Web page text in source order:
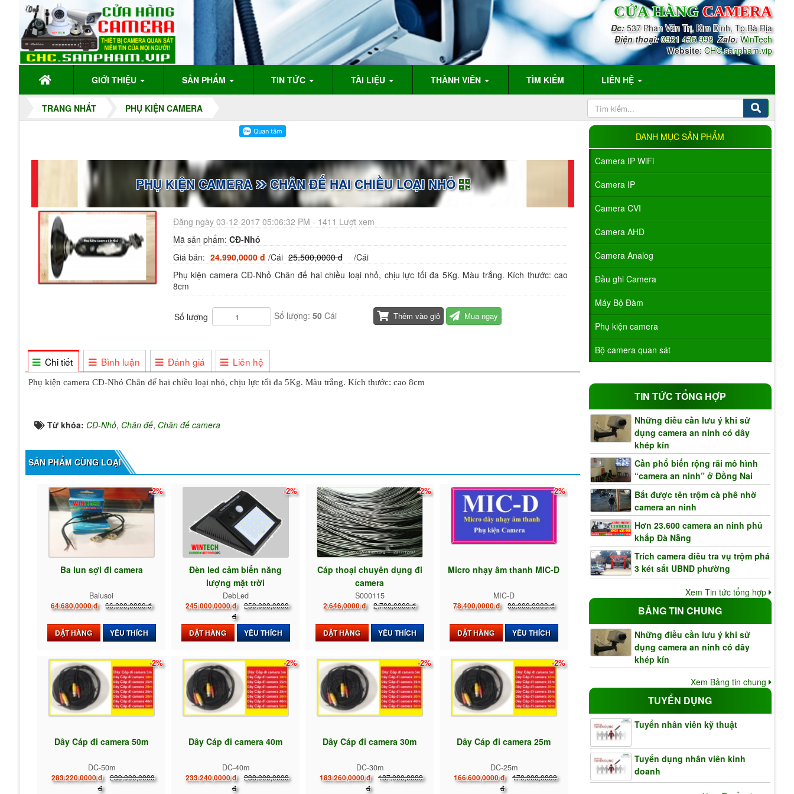
CỬA HÀNG CAMERA
Đc:537 Phan Văn Trị, Kim Dinh, Tp.Bà Rịa
Điện thoại: 0931 435 998 Zalo: WinTech
Website: CHC.sanpham.vip
GIỚI THIỆU SẢN PHẨM TIN TỨC TÀI LIỆU THÀNH VIÊN TÌM KIẾM LIÊN HỆ
TRANG NHẤT PHỤ KIỆN CAMERA
PHỤ KIỆN CAMERA CHÂN ĐẾ HAI CHIỀU LOẠI NHỎ
Đăng ngày 03-12-2017 05:06:32 PM - 1411 Lượt xem
Mã sản phẩm: CĐ-Nhỏ
Giá bán: 24.990,0000 đ /Cái 25.500,0000 đ
/Cái
Phụ kiện camera CĐ-Nhỏ Chân đế hai chiều loại nhỏ, chịu lực tối đa 5Kg. Màu trắng. Kích thước: cao
8cm
Số lượng Số lượng: 50Cái Thêm vào giỏ Mua ngay
Chi tiết Bình luận Đánh giá Liên hệ
Phụ kiện camera CĐ-Nhỏ Chân đế hai chiều loại nhỏ, chịu lực tối đa 5Kg. Màu trắng. Kích thước: cao 8cm
Từ khóa: CĐ-Nhỏ, Chân đế, Chân đế camera
SẢN PHẨM CÙNG LOẠI
-2%
Ba lun sợi đi camera
Balusoi
64.680,0000 đ 66.000,0000 đ
ĐẶT HÀNG YÊU THÍCH
-2%
Đèn led cảm biến năng
lượng mặt trời
DebLed
245.000,0000 đ
250.000,0000
đ
ĐẶT HÀNG YÊU THÍCH
-2%
Cáp thoại chuyên dụng đi
camera
S000115
2.646,0000 đ 2.700,0000 đ
ĐẶT HÀNG YÊU THÍCH
-2%
Micro nhạy âm thanh MIC-D
MIC-D
78.400,0000 đ 80.000,0000 đ
ĐẶT HÀNG YÊU THÍCH
-2%
Dây Cáp đi camera 50m
DC-50m
283.220,0000 đ
289.000,0000
đ
-2%
Dây Cáp đi camera 40m
DC-40m
233.240,0000 đ
238.000,0000
đ
-2%
Dây Cáp đi camera 30m
DC-30m
183.260,0000 đ
187.000,0000
đ
-2%
Dây Cáp đi camera 25m
DC-25m
166.600,0000 đ
170.000,0000
đ
DANH MỤC SẢN PHẨM
Camera IP WiFi
Camera IP
Camera CVI
Camera AHD
Camera Analog
Đầu ghi Camera
Máy Bộ Đàm
Phụ kiện camera
Bộ camera quan sát
TIN TỨC TỔNG HỢP
Những điều cần lưu ý khi sử
dụng camera an ninh có dây
khép kín
Cần phổ biến rộng rãi mô hình
“camera an ninh” ở Đồng Nai
Bắt được tên trộm cà phê nhờ
camera an ninh
Hơn 23.600 camera an ninh phủ
khắp Đà Nẵng
Trích camera điều tra vụ trộm phá
3 két sắt UBND phường
Xem Tin tức tổng hợp
BẢNG TIN CHUNG
Những điều cần lưu ý khi sử
dụng camera an ninh có dây
khép kín
Xem Bảng tin chung
TUYỂN DỤNG
Tuyển nhân viên kỹ thuật
Tuyển dụng nhân viên kinh
doanh